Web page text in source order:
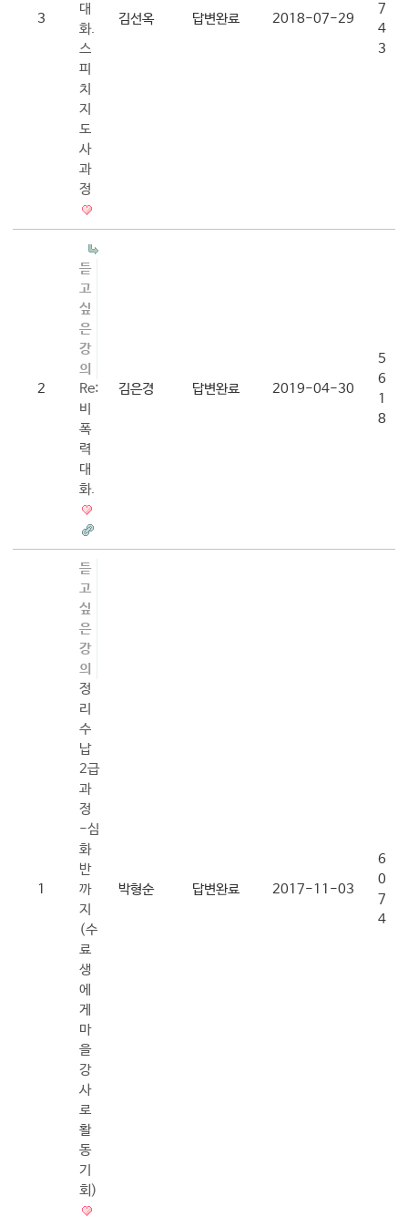
3
대
화.
스
피
치
지
도
사
과
정
김선옥 답변완료 2018-07-29
7
4
3
2
듣
고
싶
은
강
의
Re:
비
폭
력
대
화.
김은경 답변완료 2019-04-30
5
6
1
8
1
듣
고
싶
은
강
의
정
리
수
납
2급
과
정
-심
화
반
까
지
(수
료
생
에
게
마
을
강
사
로
활
동
기
회)
박형순 답변완료 2017-11-03
6
0
7
4